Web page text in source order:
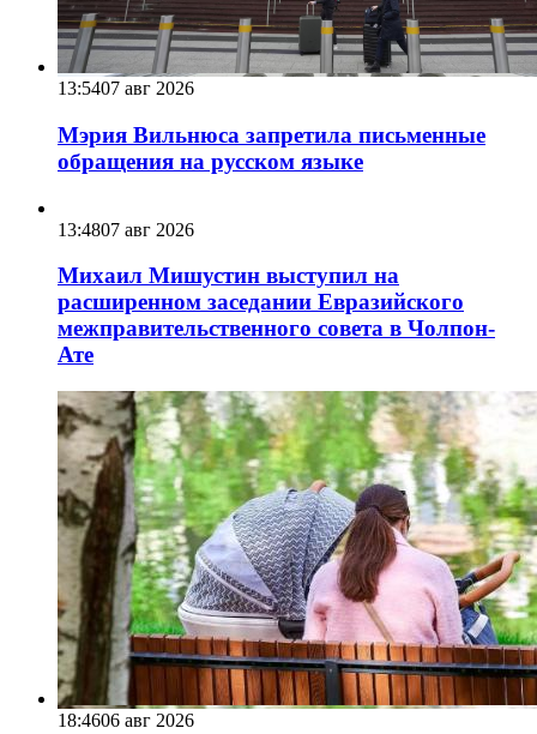
13:5407 авг 2026
Мэрия Вильнюса запретила письменные
обращения на русском языке
13:4807 авг 2026
Михаил Мишустин выступил на
расширенном заседании Евразийского
межправительственного совета в Чолпон-
Ате
18:4606 авг 2026